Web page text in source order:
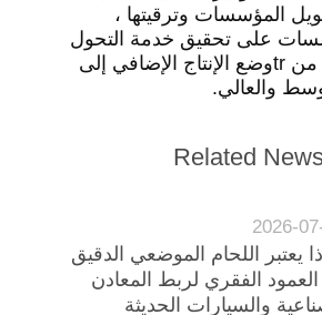
المؤسسات وترقيتها ،
على تحقيق خدمة التحول
والترقية بسرعة من trوضع الإنتاج الإضافي إلى
​​والعالي.
Related
2026-
يعتبر اللحام الموضعي الدقيق
الفقري لربط المعادن
والسيارات الحديثة